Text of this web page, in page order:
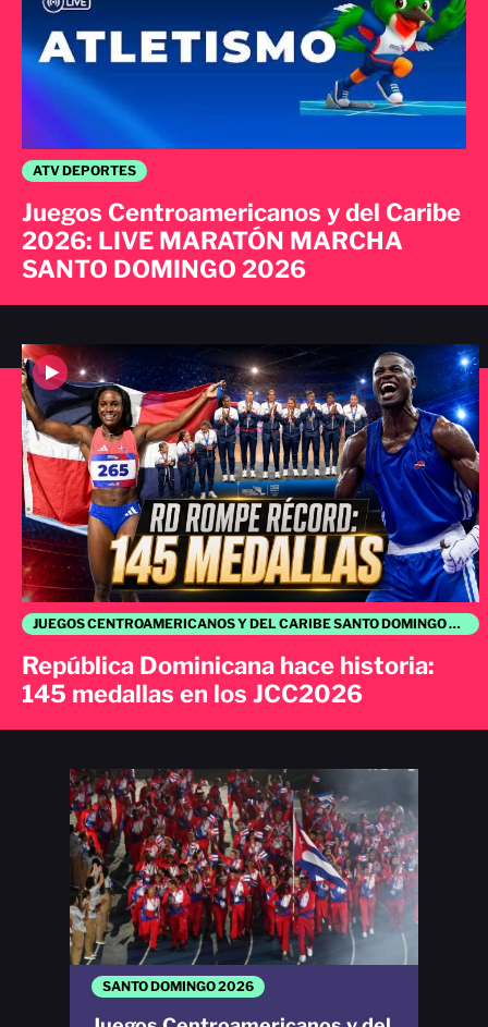
JUEGOS CENTROAMERICANOS Y DEL CARIBE SANTO DOMINGO 2026
República Dominicana hace historia:
145 medallas en los JCC2026
ATV DEPORTES
Juegos Centroamericanos y del Caribe
2026: LIVE MARATÓN MARCHA
SANTO DOMINGO 2026
SANTO DOMINGO 2026